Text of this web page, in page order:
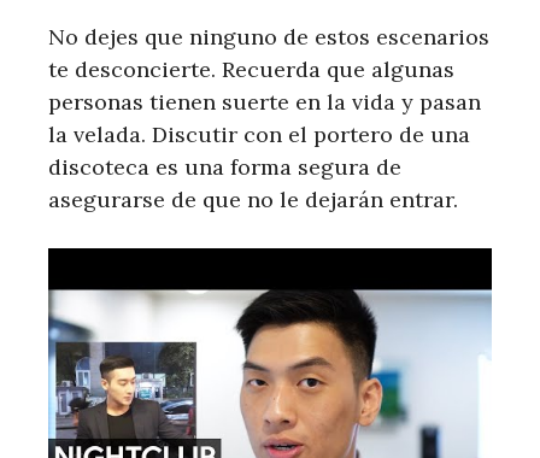
No dejes que ninguno de estos escenarios
te desconcierte. Recuerda que algunas
personas tienen suerte en la vida y pasan
la velada. Discutir con el portero de una
discoteca es una forma segura de
asegurarse de que no le dejarán entrar.